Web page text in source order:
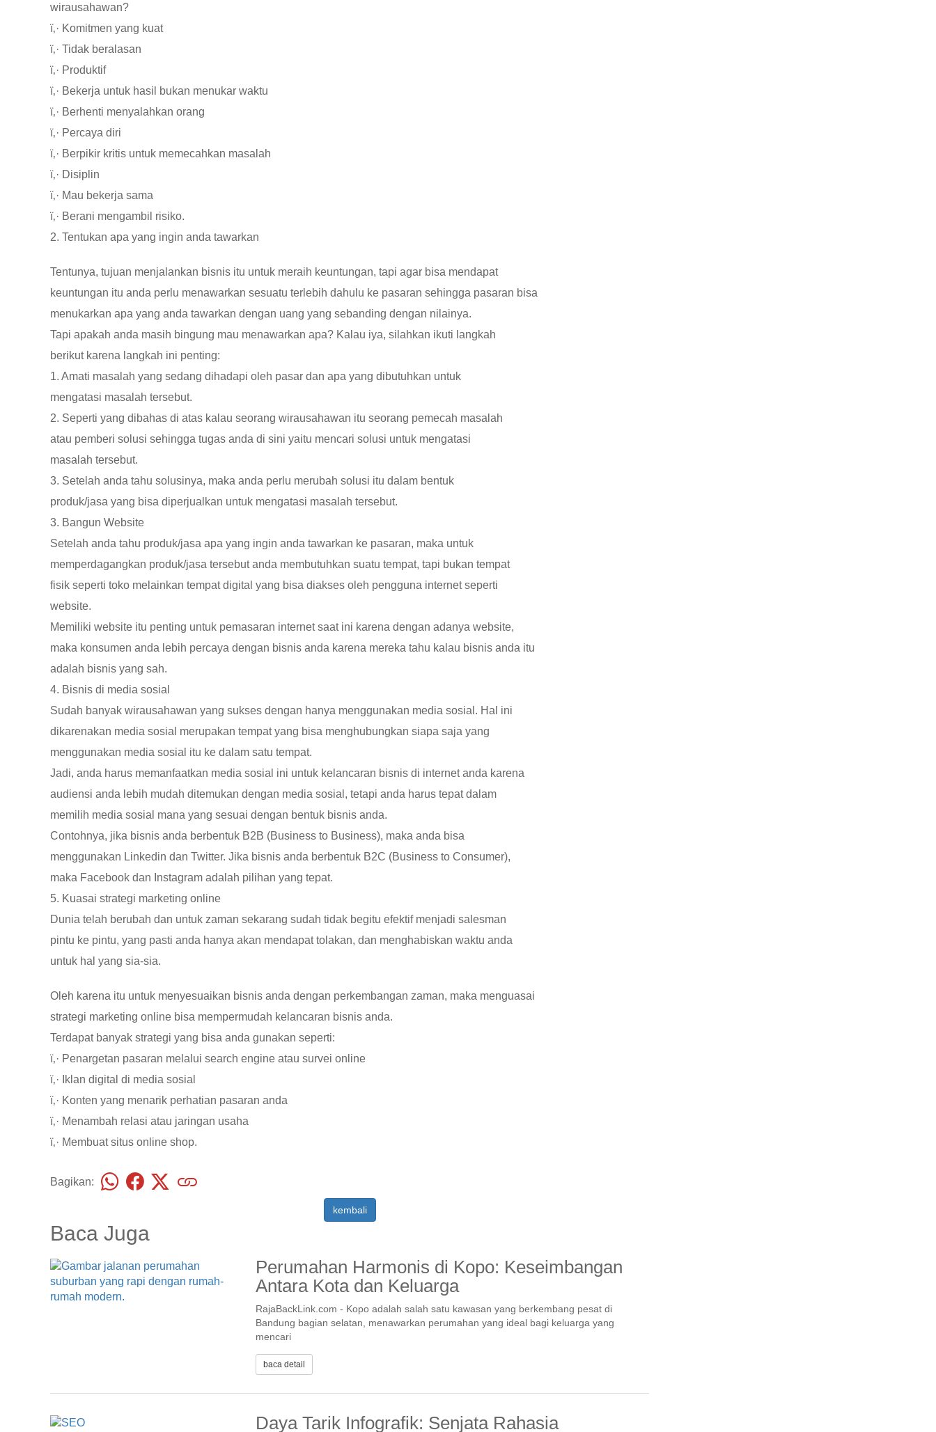
wirausahawan?
ï‚· Komitmen yang kuat
ï‚· Tidak beralasan
ï‚· Produktif
ï‚· Bekerja untuk hasil bukan menukar waktu
ï‚· Berhenti menyalahkan orang
ï‚· Percaya diri
ï‚· Berpikir kritis untuk memecahkan masalah
ï‚· Disiplin
ï‚· Mau bekerja sama
ï‚· Berani mengambil risiko.
2. Tentukan apa yang ingin anda tawarkan
Tentunya, tujuan menjalankan bisnis itu untuk meraih keuntungan, tapi agar bisa mendapat
keuntungan itu anda perlu menawarkan sesuatu terlebih dahulu ke pasaran sehingga pasaran bisa
menukarkan apa yang anda tawarkan dengan uang yang sebanding dengan nilainya.
Tapi apakah anda masih bingung mau menawarkan apa? Kalau iya, silahkan ikuti langkah
berikut karena langkah ini penting:
1. Amati masalah yang sedang dihadapi oleh pasar dan apa yang dibutuhkan untuk
mengatasi masalah tersebut.
2. Seperti yang dibahas di atas kalau seorang wirausahawan itu seorang pemecah masalah
atau pemberi solusi sehingga tugas anda di sini yaitu mencari solusi untuk mengatasi
masalah tersebut.
3. Setelah anda tahu solusinya, maka anda perlu merubah solusi itu dalam bentuk
produk/jasa yang bisa diperjualkan untuk mengatasi masalah tersebut.
3. Bangun Website
Setelah anda tahu produk/jasa apa yang ingin anda tawarkan ke pasaran, maka untuk
memperdagangkan produk/jasa tersebut anda membutuhkan suatu tempat, tapi bukan tempat
fisik seperti toko melainkan tempat digital yang bisa diakses oleh pengguna internet seperti
website.
Memiliki website itu penting untuk pemasaran internet saat ini karena dengan adanya website,
maka konsumen anda lebih percaya dengan bisnis anda karena mereka tahu kalau bisnis anda itu
adalah bisnis yang sah.
4. Bisnis di media sosial
Sudah banyak wirausahawan yang sukses dengan hanya menggunakan media sosial. Hal ini
dikarenakan media sosial merupakan tempat yang bisa menghubungkan siapa saja yang
menggunakan media sosial itu ke dalam satu tempat.
Jadi, anda harus memanfaatkan media sosial ini untuk kelancaran bisnis di internet anda karena
audiensi anda lebih mudah ditemukan dengan media sosial, tetapi anda harus tepat dalam
memilih media sosial mana yang sesuai dengan bentuk bisnis anda.
Contohnya, jika bisnis anda berbentuk B2B (Business to Business), maka anda bisa
menggunakan Linkedin dan Twitter. Jika bisnis anda berbentuk B2C (Business to Consumer),
maka Facebook dan Instagram adalah pilihan yang tepat.
5. Kuasai strategi marketing online
Dunia telah berubah dan untuk zaman sekarang sudah tidak begitu efektif menjadi salesman
pintu ke pintu, yang pasti anda hanya akan mendapat tolakan, dan menghabiskan waktu anda
untuk hal yang sia-sia.
Oleh karena itu untuk menyesuaikan bisnis anda dengan perkembangan zaman, maka menguasai
strategi marketing online bisa mempermudah kelancaran bisnis anda.
Terdapat banyak strategi yang bisa anda gunakan seperti:
ï‚· Penargetan pasaran melalui search engine atau survei online
ï‚· Iklan digital di media sosial
ï‚· Konten yang menarik perhatian pasaran anda
ï‚· Menambah relasi atau jaringan usaha
ï‚· Membuat situs online shop.
Bagikan:
kembali
Baca Juga
Perumahan Harmonis di Kopo: Keseimbangan
Antara Kota dan Keluarga
RajaBackLink.com - Kopo adalah salah satu kawasan yang berkembang pesat di
Bandung bagian selatan, menawarkan perumahan yang ideal bagi keluarga yang
mencari
baca detail
Daya Tarik Infografik: Senjata Rahasia